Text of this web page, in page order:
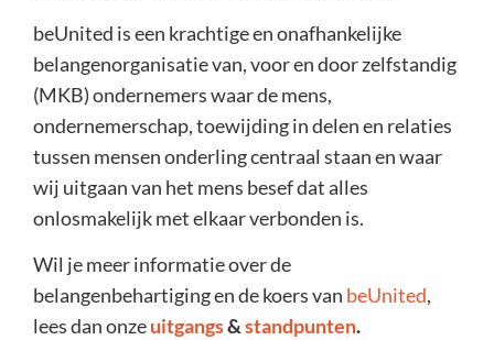
beUnited is een krachtige enonafhankelijke
belangenorganisatievan, voor en door zelfstandig
(MKB) ondernemers waar de mens,
ondernemerschap, toewijding in delen en relaties
tussen mensen onderling centraal staan en waar
wij uitgaan van het mens besef dat alles
onlosmakelijk met elkaar verbonden is.
Wil je meer informatie over de
belangenbehartiging en de koers van beUnited,
lees dan onzeuitgangs&standpunten.